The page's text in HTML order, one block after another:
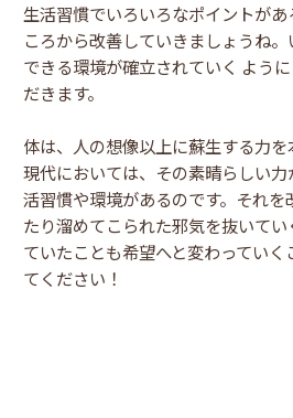
生活習慣でいろいろなポイントが
ころから改善していきましょうね
できる環境が確立されていく よう
だきます。
体は、人の想像以上に蘇生する力
現代においては、その素晴らしい
活習慣や環境があるのです。それ
たり溜めてこられた邪気を抜いて
ていたことも希望へと変わっていく
てください！